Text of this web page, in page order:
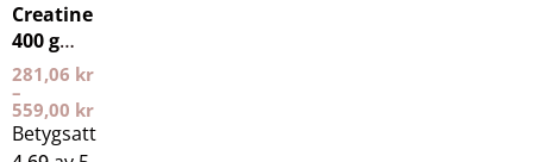
Creatine
400 g
NXT LVL
281,06 kr
–
559,00 kr
Betygsatt